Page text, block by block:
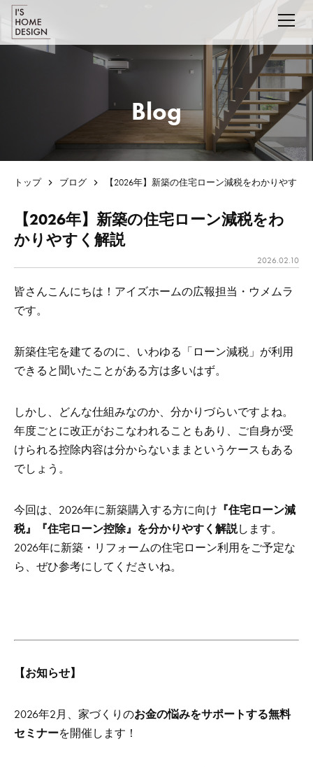
Blog
トップ ブログ 【2026年】新築の住宅ローン減税をわかりやすく
【2026年】新築の住宅ローン減税をわ
かりやすく解説
2026.02.10
皆さんこんにちは！アイズホームの広報担当・ウメムラ
です。
新築住宅を建てるのに、いわゆる「ローン減税」が利用
できると聞いたことがある方は多いはず。
しかし、どんな仕組みなのか、分かりづらいですよね。
年度ごとに改正がおこなわれることもあり、ご自身が受
けられる控除内容は分からないままというケースもある
でしょう。
今回は、2026年に新築購入する方に向け 『住宅ローン減
税』『住宅ローン控除』を分かりやすく解説します。
2026年に新築・リフォームの住宅ローン利用をご予定な
ら、ぜひ参考にしてくださいね。
【お知らせ】
2026年2月、家づくりのお金の悩みをサポートする無料
セミナーを開催します！